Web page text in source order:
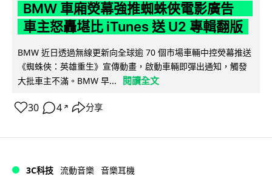
BMW 車廂熒幕強推蜘蛛俠電影廣告
車主怒轟堪比 iTunes 送 U2 專輯翻版
BMW 近日透過無線更新向全球逾 70 個市場車輛中控熒幕推送
《蜘蛛俠：英雄重生》宣傳動畫，啟動車輛即彈出通知，觸發
大批車主不滿。BMW 早...
閱讀全文
30 4 ↗ 分享
3C科技 流動音樂 音樂耳機